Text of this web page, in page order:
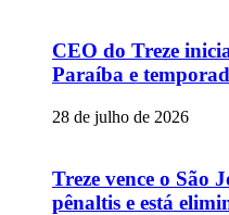
CEO do Treze
Paraíba e
28 de julho de 2026
Treze vence o São
pênaltis e está